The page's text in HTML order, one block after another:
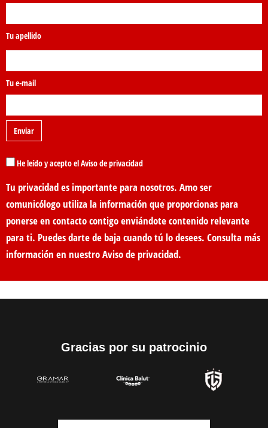
Tu apellido
Tu e-mail
He leído y acepto el Aviso de privacidad
Tu privacidad es importante para nosotros. Amo ser
comunicólogo utiliza la información que proporcionas para
ponerse en contacto contigo enviándote contenido relevante
para ti. Puedes darte de baja cuando tú lo desees. Consulta más
información en nuestroAviso de privacidad.
Gracias por su patrocinio